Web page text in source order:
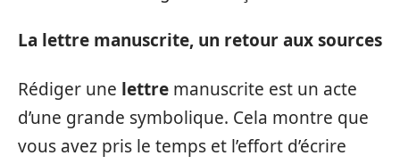
La lettre manuscrite, un retour aux sources
Rédiger une lettre manuscrite est un acte
d’une grande symbolique. Cela montre que
vous avez pris le temps et l’effort d’écrire